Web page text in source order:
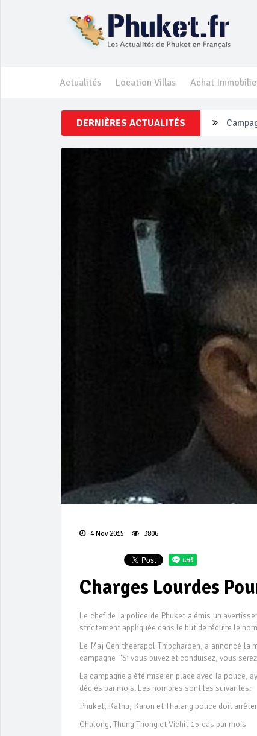
Actualités Location Villas Achat
DERNIÈRES ACTUALITÉS
Un
4 Nov 2015 3806
Charges Lourdes
Le chef de la police de Phuket a émis un
strictement appliquée dans le but de réduire le
Le Maj Gen theerapol Thipcharoen, a annoncé la
campagne "Si vous buvez et conduisez, vous
La campagne a été mise en place avec la police,
dédiés par mois. Les nombres sont les suivantes:
Phuket, Kathu, Karon et Thalang police doit
Chalong, Thung Thong et Vichit 15 cas par mois